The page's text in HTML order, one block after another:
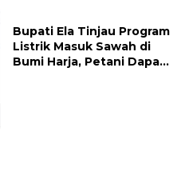
Bupati Ela Tinjau Program
Listrik Masuk Sawah di
Bumi Harja, Petani Dapat